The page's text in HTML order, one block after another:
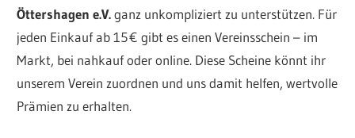
Öttershagen e.V.ganz unkompliziert zu unterstützen. Für
jeden Einkauf ab 15 € gibt es einen Vereinsschein – im
Markt, bei nahkauf oder online. Diese Scheine könnt ihr
unserem Verein zuordnen und uns damit helfen, wertvolle
Prämien zu erhalten.